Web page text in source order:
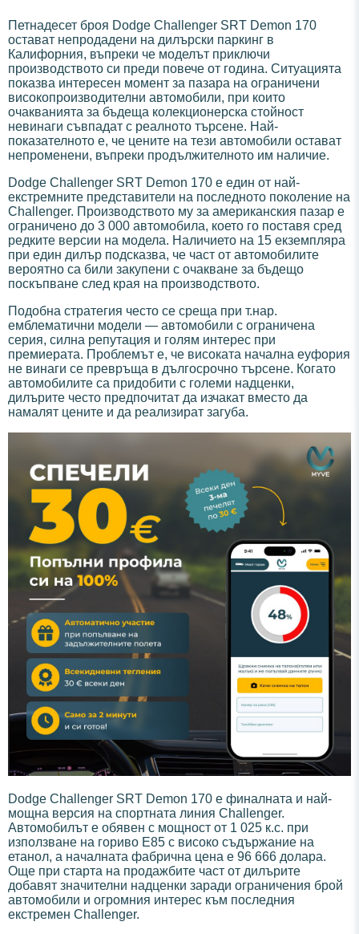
Петнадесет броя Dodge Challenger SRT Demon 170
остават непродадени на дилърски паркинг в
Калифорния, въпреки че моделът приключи
производството си преди повече от година. Ситуацията
показва интересен момент за пазара на ограничени
високопроизводителни автомобили, при които
очакванията за бъдеща колекционерска стойност
невинаги съвпадат с реалното търсене. Най-
показателното е, че цените на тези автомобили остават
непроменени, въпреки продължителното им наличие.
Dodge Challenger SRT Demon 170 е един от най-
екстремните представители на последното поколение на
Challenger. Производството му за американския пазар е
ограничено до 3 000 автомобила, което го поставя сред
редките версии на модела. Наличието на 15 екземпляра
при един дилър подсказва, че част от автомобилите
вероятно са били закупени с очакване за бъдещо
поскъпване след края на производството.
Подобна стратегия често се среща при т.нар.
емблематични модели — автомобили с ограничена
серия, силна репутация и голям интерес при
премиерата. Проблемът е, че високата начална еуфория
не винаги се превръща в дългосрочно търсене. Когато
автомобилите са придобити с големи надценки,
дилърите често предпочитат да изчакат вместо да
намалят цените и да реализират загуба.
Dodge Challenger SRT Demon 170 е финалната и най-
мощна версия на спортната линия Challenger.
Автомобилът е обявен с мощност от 1 025 к.с. при
използване на гориво E85 с високо съдържание на
етанол, а началната фабрична цена е 96 666 долара.
Още при старта на продажбите част от дилърите
добавят значителни надценки заради ограничения брой
автомобили и огромния интерес към последния
екстремен Challenger.